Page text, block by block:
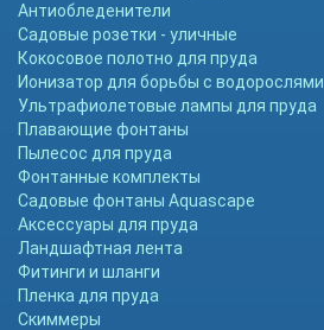
Антиобледенители
Садовые розетки - уличные
Кокосовое полотно для пруда
Ионизатор для борьбы с водорослями
Ультрафиолетовые лампы для пруда
Плавающие фонтаны
Пылесос для пруда
Фонтанные комплекты
Садовые фонтаны Aquascape
Аксессуары для пруда
Ландшафтная лента
Фитинги и шланги
Пленка для пруда
Скиммеры